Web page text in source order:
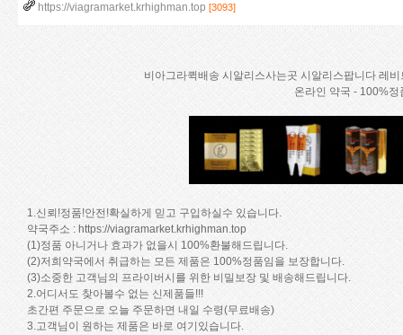
https://viagramarket.krhighman.top [3093]
비아그라퀵배송 시알리스사는곳 시알리스팝니다 레
온라인 약국 - 100%
1.신뢰!정품!안전!확실하게 믿고 구입하실수 있습니다.
약국주소 :https://viagramarket.krhighman.top
(1)정품 아니거나 효과가 없을시 100%환불해드립니다.
(2)저희약국에서 취급하는 모든 제품은 100%정품임을 보장합니다.
(3)소중한 고객님의 프라이버시를 위한 비밀보장 및 배송해드립니다.
2.어디서도 찾아볼수 없는 신제품들!!!
초간편 주문으로 오늘 주문하면 내일 수령(무료배송)
3.고객님이 원하는 제품은 바로 여기있습니다.